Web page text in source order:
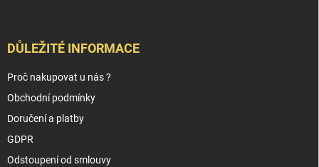
DŮLEŽITÉ INFORMACE
Proč nakupovat u nás ?
Obchodní podmínky
Doručení a platby
GDPR
Odstoupení od smlouvy